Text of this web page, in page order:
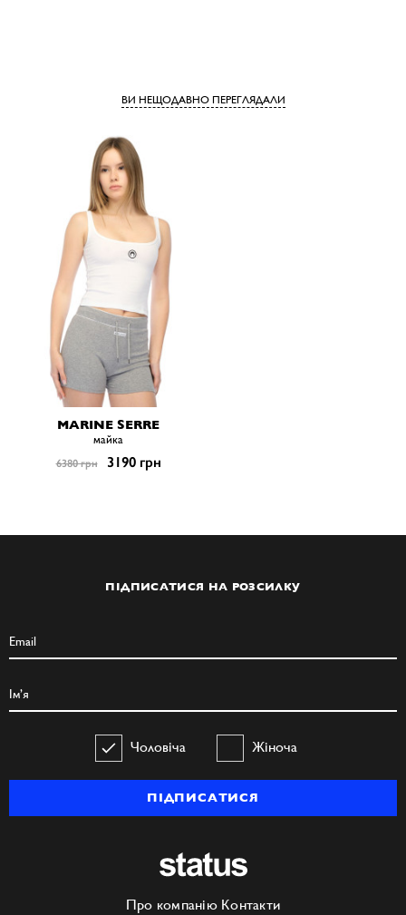
ВИ НЕЩОДАВНО ПЕРЕГЛЯДАЛИ
MARINE SERRE
майка
6380 грн 3190 грн
ПІДПИСАТИСЯ НА РОЗСИЛКУ
Чоловіча Жіноча
ПІДПИСАТИСЯ
Про компанію Контакти